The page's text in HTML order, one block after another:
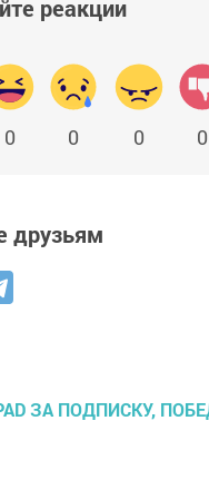
реакции
0 0 0 0
друзьям
ЗА ПОДПИСКУ,